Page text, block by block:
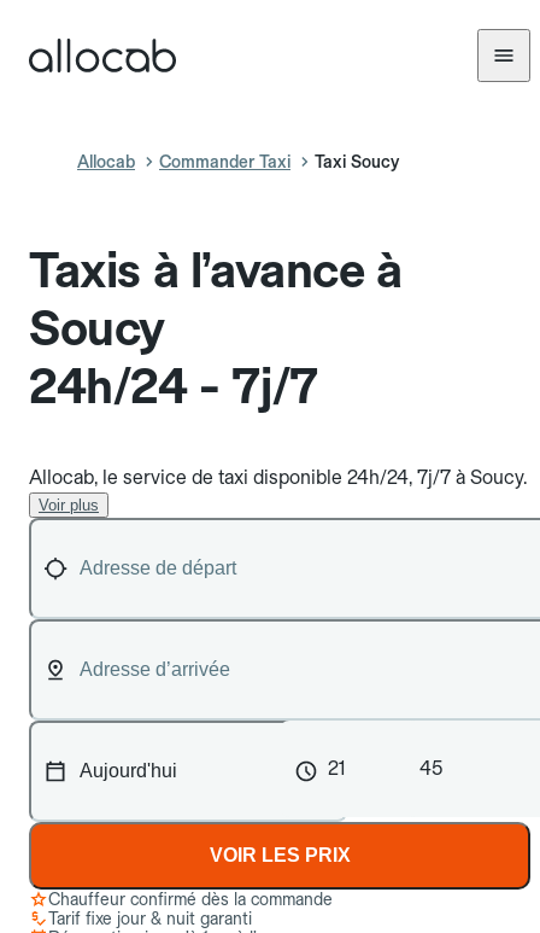
Allocab Commander Taxi Taxi Soucy
Taxis à l’avance à
Soucy
24h/24 - 7j/7
Allocab, le service de taxi disponible 24h/24, 7j/7 à Soucy.
Voir plus
21 45
VOIR LES PRIX
Chauffeur confirmé dès la commande
Tarif fixe jour & nuit garanti